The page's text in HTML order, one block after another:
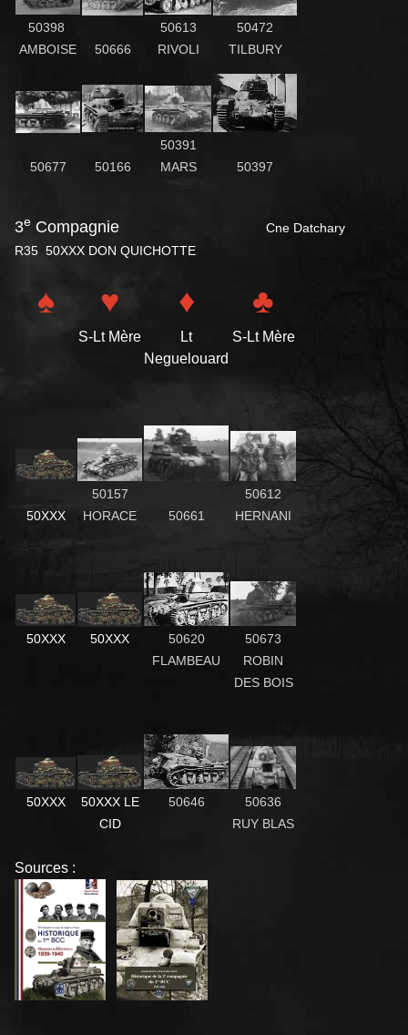
50398
AMBOISE
50666
50613
RIVOLI
50472
TILBURY
50677 50166
50391
MARS
50397
3e Compagnie
Cne Datchary
R35 50XXX DON QUICHOTTE
♠ ♥
S-Lt Mère
♦
Lt
Neguelouard
♣
S-Lt Mère
50XXX
50157
HORACE
50661
50612
HERNANI
50XXX 50XXX
50620
FLAMBEAU
50673
ROBIN
DES BOIS
50XXX
50XXX LE
CID
50646
50636
RUY BLAS
Sources :